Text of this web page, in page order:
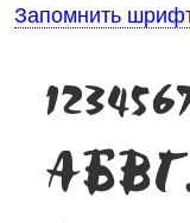
Запомнить